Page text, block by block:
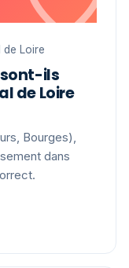
de Loire
ils
de Loire
Bourges),
dans